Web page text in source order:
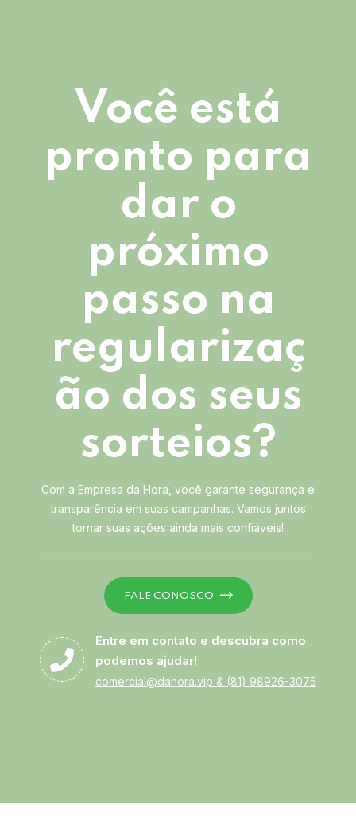
Você está
pronto para
dar o
próximo
passo na
regularizaç
ão dos seus
sorteios?
Com a Empresa da Hora, você garante segurança e
transparência em suas campanhas. Vamos juntos
tornar suas ações ainda mais confiáveis!
FALE CONOSCO
Entre em contato e descubra como
podemos ajudar!
comercial@dahora.vip & (81) 98926-3075